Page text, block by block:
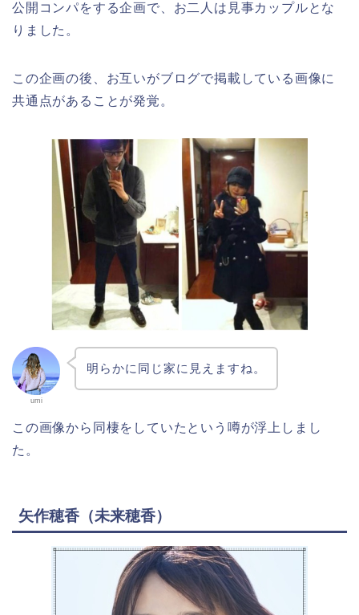
公開コンパをする企画で、お二人は見事カップルとな
りました。
この企画の後、お互いがブログで掲載している画像に
共通点があることが発覚。
umi
明らかに同じ家に見えますね。
この画像から同棲をしていたという噂が浮上しまし
た。
矢作穂香（未来穂香）